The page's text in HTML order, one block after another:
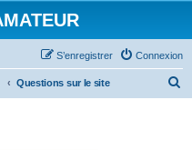
Connexion
S’enregistrer
Questions sur le site